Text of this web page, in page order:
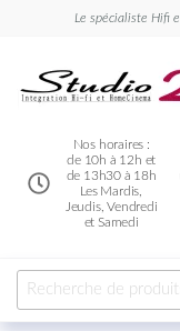
Le spécialiste Hifi
Nos horaires :
de 10h à 12h et
de 13h30 à 18h
Les Mardis,
Jeudis, Vendredi
et Samedi